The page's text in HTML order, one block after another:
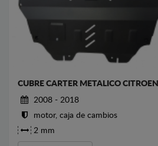
CUBRE CARTER METALICO
2008 - 2018
motor, caja de cambios
2 mm